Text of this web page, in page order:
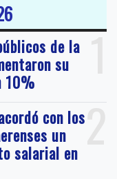
1
de la
su
10%
2
con los
un
salarial en